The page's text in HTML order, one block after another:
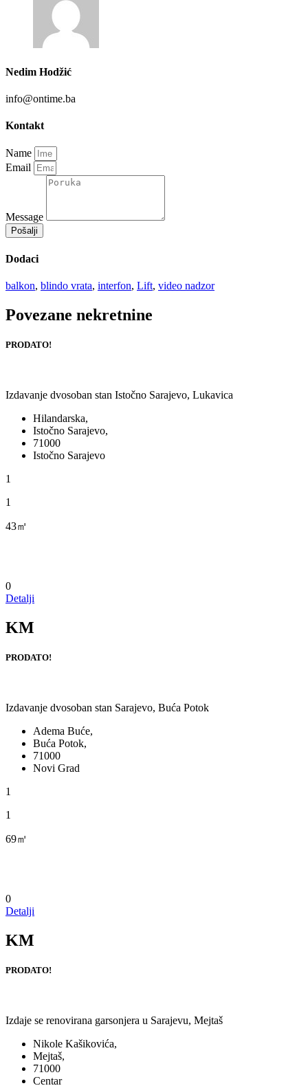
Nedim Hodžić
info@ontime.ba
Kontakt
Name
Email
Message
Pošalji
Dodaci
balkon, blindo vrata, interfon, Lift, video nadzor
Povezane nekretnine
PRODATO!
Izdavanje dvosoban stan Istočno Sarajevo, Lukavica
Hilandarska,
Istočno Sarajevo,
71000
Istočno Sarajevo
1
1
43㎡
0
Detalji
KM
PRODATO!
Izdavanje dvosoban stan Sarajevo, Buća Potok
Adema Buće,
Buća Potok,
71000
Novi Grad
1
1
69㎡
0
Detalji
KM
PRODATO!
Izdaje se renovirana garsonjera u Sarajevu, Mejtaš
Nikole Kašikovića,
Mejtaš,
71000
Centar